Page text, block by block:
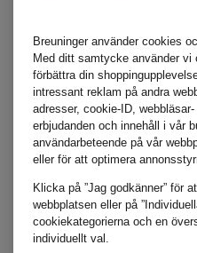
VAN
DEN
BERGH
Breuninger använder cookies
Med ditt samtycke använder vi
förbättra din
intressant reklam på andra
adresser, cookie-ID,
erbjudanden och innehåll i vår
användarbeteende på vår
eller för att optimera
Klicka på ”Jag godkänner” för
webbplatsen eller på
cookiekategorierna och en
individuellt val.